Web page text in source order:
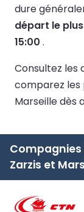
dure
départ le
15:00 .
Consultez les
comparez les
Marseille dès
Zarzis et